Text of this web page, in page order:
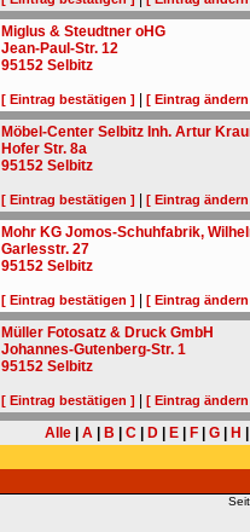
Miglus & Steudtner oHG
Jean-Paul-Str. 12
95152 Selbitz
[ Eintrag bestätigen ] [ Eintrag ändern
Möbel-Center Selbitz Inh. Artur
Hofer Str. 8a
95152 Selbitz
[ Eintrag bestätigen ] [ Eintrag ändern
Mohr KG Jomos-Schuhfabrik,
Garlesstr. 27
95152 Selbitz
[ Eintrag bestätigen ] [ Eintrag ändern
Müller Fotosatz & Druck GmbH
Johannes-Gutenberg-Str. 1
95152 Selbitz
[ Eintrag bestätigen ] [ Eintrag ändern
Alle| A| B C| D| E| F| G| H